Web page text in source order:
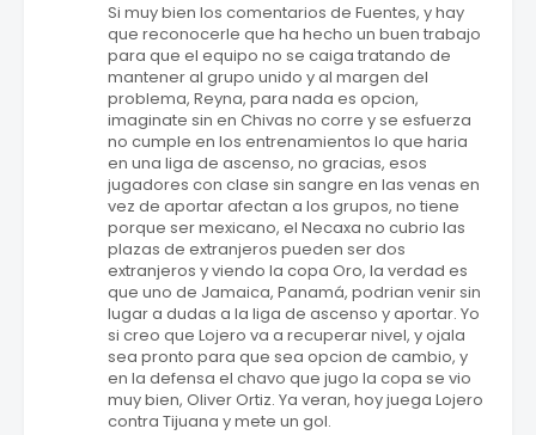
Si muy bien los comentarios de Fuentes, y hay
que reconocerle que ha hecho un buen trabajo
para que el equipo no se caiga tratando de
mantener al grupo unido y al margen del
problema, Reyna, para nada es opcion,
imaginate sin en Chivas no corre y se esfuerza
no cumple en los entrenamientos lo que haria
en una liga de ascenso, no gracias, esos
jugadores con clase sin sangre en las venas en
vez de aportar afectan a los grupos, no tiene
porque ser mexicano, el Necaxa no cubrio las
plazas de extranjeros pueden ser dos
extranjeros y viendo la copa Oro, la verdad es
que uno de Jamaica, Panamá, podrian venir sin
lugar a dudas a la liga de ascenso y aportar. Yo
si creo que Lojero va a recuperar nivel, y ojala
sea pronto para que sea opcion de cambio, y
en la defensa el chavo que jugo la copa se vio
muy bien, Oliver Ortiz. Ya veran, hoy juega Lojero
contra Tijuana y mete un gol.